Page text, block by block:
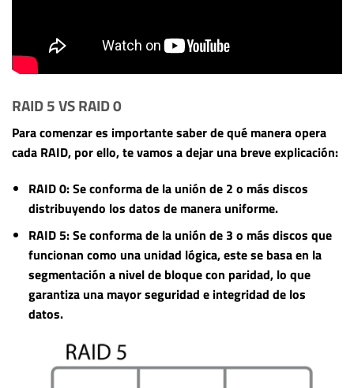
RAID 5 VS RAID 0
Para comenzar es importante saber de qué manera opera
cada RAID, por ello, te vamos a dejar una breve explicación:
RAID 0: Se conforma de la unión de 2 o más discos
distribuyendo los datos de manera uniforme.
RAID 5: Se conforma de la unión de 3 o más discos que
funcionan como una unidad lógica, este se basa en la
segmentación a nivel de bloque con paridad, lo que
garantiza una mayor seguridad e integridad de los
datos.